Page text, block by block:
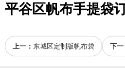
平谷区帆布手提袋
上一： 东城区定制版帆布袋 下一